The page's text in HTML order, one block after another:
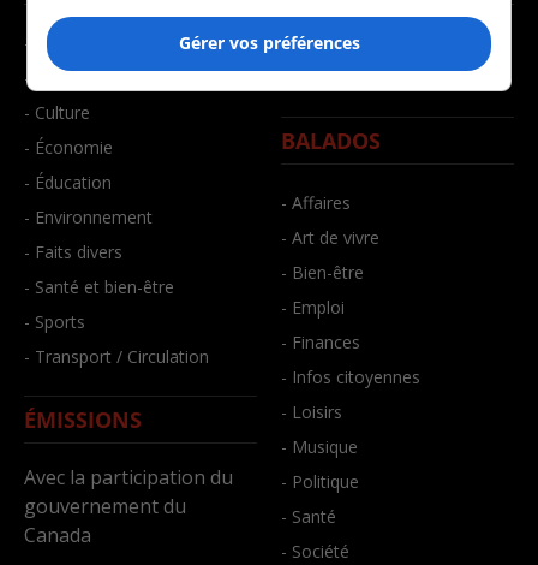
- Affaires municipales
- Communauté / Social
- Culture
- Économie
- Éducation
- Environnement
- Faits divers
- Santé et bien-être
- Sports
- Transport / Circulation
ÉMISSIONS
Avec la participation du
gouvernement du
Canada
- Décompte franco
- Joué récemment
BALADOS
- Affaires
- Art de vivre
- Bien-être
- Emploi
- Finances
- Infos citoyennes
- Loisirs
- Musique
- Politique
- Santé
- Société
Gérer vos préférences